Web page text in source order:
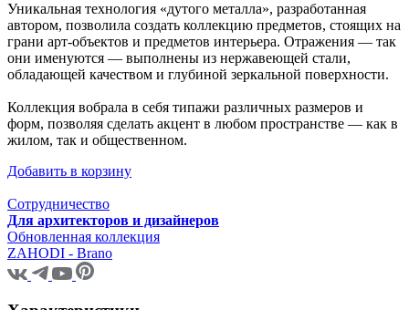
Уникальная технология «дутого металла», разработанная
автором, позволила создать коллекцию предметов, стоящих на
грани арт-объектов и предметов интерьера. Отражения — так
они именуются — выполнены из нержавеющей стали,
обладающей качеством и глубиной зеркальной поверхности.
Коллекция вобрала в себя типажи различных размеров и
форм, позволяя сделать акцент в любом пространстве — как в
жилом, так и общественном.
Добавить в корзину
Сотрудничество
Для архитекторов и дизайнеров
Обновленная коллекция
ZAHODI - Brano